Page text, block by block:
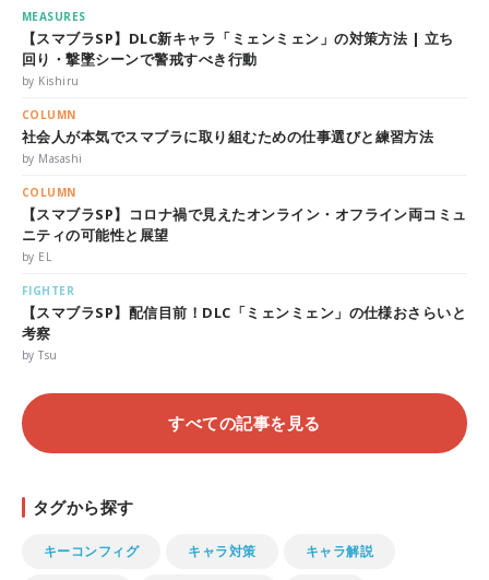
MEASURES
【スマブラSP】DLC新キャラ「ミェンミェン」の対策方法 | 立ち
回り・撃墜シーンで警戒すべき行動
by Kishiru
COLUMN
社会人が本気でスマブラに取り組むための仕事選びと練習方法
by Masashi
COLUMN
【スマブラSP】コロナ禍で見えたオンライン・オフライン両コミュ
ニティの可能性と展望
by EL
FIGHTER
【スマブラSP】配信目前！DLC「ミェンミェン」の仕様おさらいと
考察
by Tsu
すべての記事を見る
タグから探す
キーコンフィグ キャラ対策 キャラ解説